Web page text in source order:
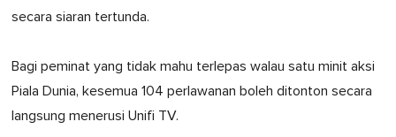
secara siaran tertunda.
Bagi peminat yang tidak mahu terlepas walau satu minit aksi
Piala Dunia, kesemua 104 perlawanan boleh ditonton secara
langsung menerusi Unifi TV.